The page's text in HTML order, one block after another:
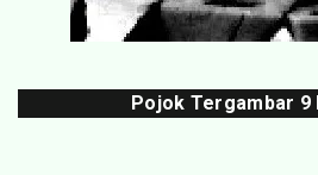
Pojok Tergambar 9